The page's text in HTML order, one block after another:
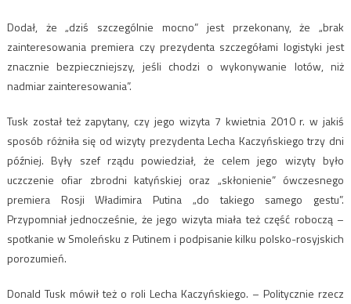
Dodał, że „dziś szczególnie mocno” jest przekonany, że „brak
zainteresowania premiera czy prezydenta szczegółami logistyki jest
znacznie bezpieczniejszy, jeśli chodzi o wykonywanie lotów, niż
nadmiar zainteresowania”.
Tusk został też zapytany, czy jego wizyta 7 kwietnia 2010 r. w jakiś
sposób różniła się od wizyty prezydenta Lecha Kaczyńskiego trzy dni
później. Były szef rządu powiedział, że celem jego wizyty było
uczczenie ofiar zbrodni katyńskiej oraz „skłonienie” ówczesnego
premiera Rosji Władimira Putina „do takiego samego gestu”.
Przypomniał jednocześnie, że jego wizyta miała też część roboczą –
spotkanie w Smoleńsku z Putinem i podpisanie kilku polsko-rosyjskich
porozumień.
Donald Tusk mówił też o roli Lecha Kaczyńskiego. – Politycznie rzecz